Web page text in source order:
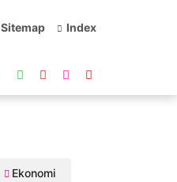
Sitemap Index
Ekonomi